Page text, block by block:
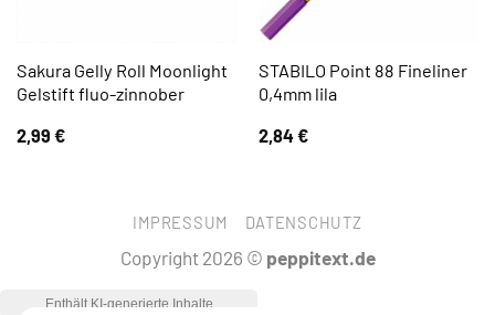
Sakura Gelly Roll Moonlight
Gelstift fluo-zinnober
2,99 €
STABILO Point 88 Fineliner
0,4mm lila
2,84€
IMPRESSUM DATENSCHUTZ
Copyright 2026 © peppitext.de